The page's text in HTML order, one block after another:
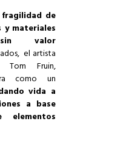
fragilidad de
y materiales
sin valor
el artista
Tom Fruin,
como un
vida a
a base